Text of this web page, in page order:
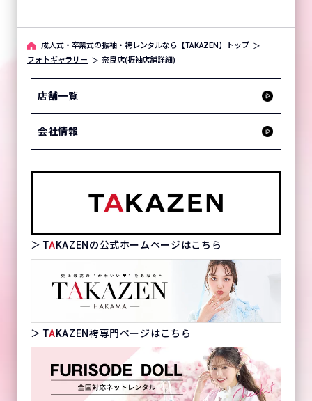
成人式・卒業式の振袖・袴レンタルなら【TAKAZEN】トップ
フォトギャラリー
奈良店(振袖店舗詳細)
店舗一覧
会社情報
＞ TAKAZENの公式ホームページはこちら
＞ TAKAZEN袴専門ページはこちら